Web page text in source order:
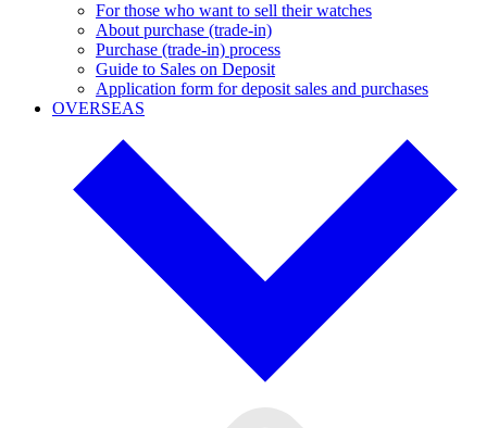
For those who want to sell their watches
About purchase (trade-in)
Purchase (trade-in) process
Guide to Sales on Deposit
Application form for deposit sales and purchases
OVERSEAS